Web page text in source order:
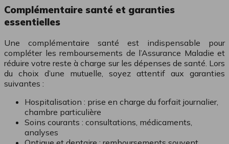
Complémentaire santé et garanties
essentielles
Une complémentaire santé est indispensable pour
compléter les remboursements de l’Assurance Maladie et
réduire votre reste à charge sur les dépenses de santé. Lors
du choix d’une mutuelle, soyez attentif aux garanties
suivantes :
Hospitalisation : prise en charge du forfait journalier,
chambre particulière
Soins courants : consultations, médicaments,
analyses